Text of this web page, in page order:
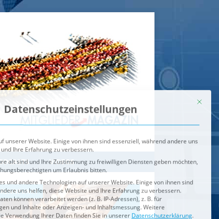
VIDEOS
IM BRENNPUNKT
unserer Website. Einige von ihnen sind essenziell, während andere uns
Ihre Erfahrung zu verbessern.
alt sind und Ihre Zustimmung zu freiwilligen Diensten geben möchten,
um Erlaubnis bitten.
uns helfen, diese Website und Ihre Erfahrung zu verbessern.
können verarbeitet werden (z. B. IP-Adressen), z. B. für
und Inhalte oder Anzeigen- und Inhaltsmessung.Weitere
jederzeit unterEinstellungenwiderrufen oder anpassen.
der Service-Gruppen, für die eine Einwilligung erteilt werden
Externe Medien
Speichern
Alle akzeptieren